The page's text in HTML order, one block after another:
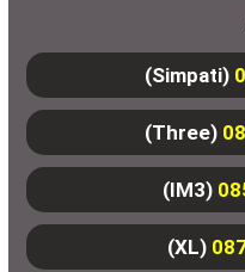
(Simpati)
(Three)
(IM3)
(XL)